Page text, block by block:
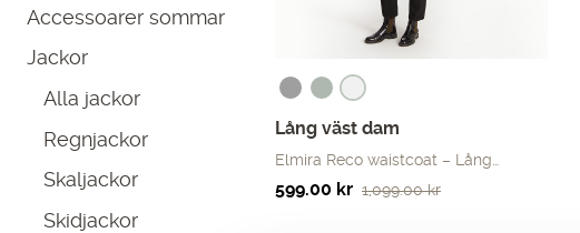
Accessoarer sommar
Jackor
Alla jackor
Regnjackor
Skaljackor
Skidjackor
Lång väst dam
Elmira Reco waistcoat – Lång…
1,099.00kr
Det
599.00 kr
Det